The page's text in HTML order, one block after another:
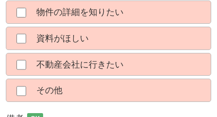
物件の詳細を知りたい
資料がほしい
不動産会社に行きたい
その他